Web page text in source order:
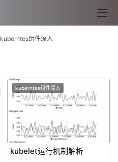
kuberntes组件深入
kuberntes组件深入
kubelet运行机制解析